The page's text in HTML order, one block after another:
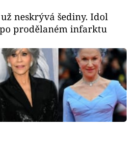
neskrývá šediny. Idol
prodělaném infarktu